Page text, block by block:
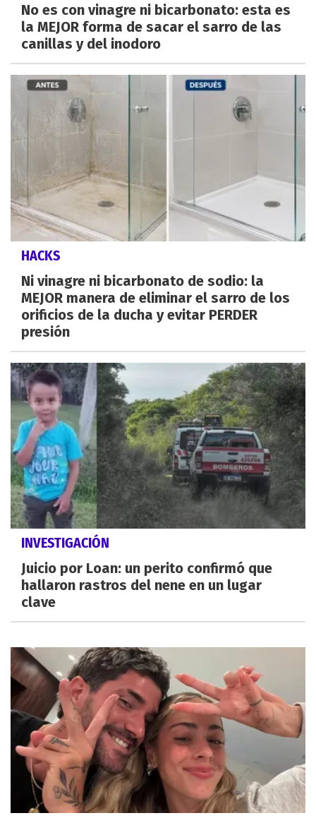
No es con vinagre ni bicarbonato: esta es
la MEJOR forma de sacar el sarro de las
canillas y del inodoro
HACKS
Ni vinagre ni bicarbonato de sodio: la
MEJOR manera de eliminar el sarro de los
orificios de la ducha y evitar PERDER
presión
INVESTIGACIÓN
Juicio por Loan: un perito confirmó que
hallaron rastros del nene en un lugar
clave